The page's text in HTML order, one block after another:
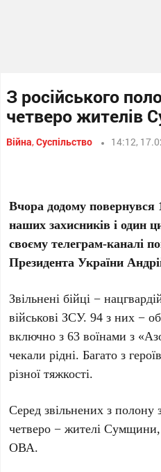
З російського
четверо жителів
Війна,Суспільство 14:12,
Вчора додому повернувся
наших захисників і один
своєму телеграм-каналі
Президента України
Звільнені бійці −
військові ЗСУ. 94 з них −
включно з 63 воїнами з
чекали рідні. Багато з
різної тяжкості.
Серед звільнених з полону
четверо − жителі
ОВА.